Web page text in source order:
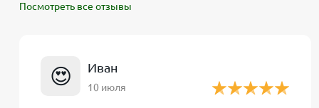
Всё происходит онлайн: вы заходите на их сайт,
паспортные данные, контактный телефон,
правилами, которые соответствуют
Посмотреть все отзывы
😍 Иван
10 июля